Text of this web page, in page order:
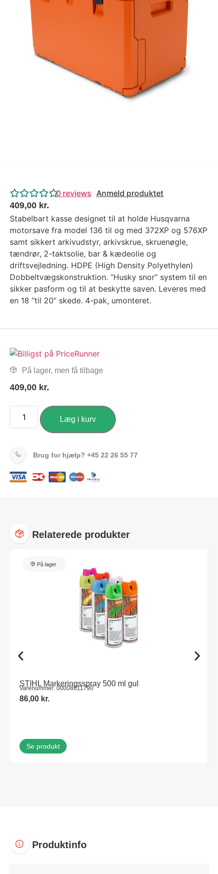
Tips og tricks
4.4 Google Reviews
4.7 Trustpilot
0 reviews Anmeld produktet
409,00 kr.
Stabelbart kasse designet til at holde Husqvarna
motorsave fra model 136 til og med 372XP og 576XP
samt sikkert arkivudstyr, arkivskrue, skruenøgle,
tændrør, 2-taktsolie, bar & kædeolie og
driftsvejledning. HDPE (High Density Polyethylen)
Dobbeltvægskonstruktion. “Husky snor” system til en
sikker pasform og til at beskytte saven. Leveres med
en 18 “til 20” skede. 4-pak, umonteret.
På lager, men få tilbage
409,00 kr.
Læg i kurv
Brug for hjælp? +45 22 26 55 77
Relaterede produkter
På lager
STIHL Markeringsspray 500 ml gul
Varenummer: 00008811790
86,00 kr.
Se produkt
Produktinfo